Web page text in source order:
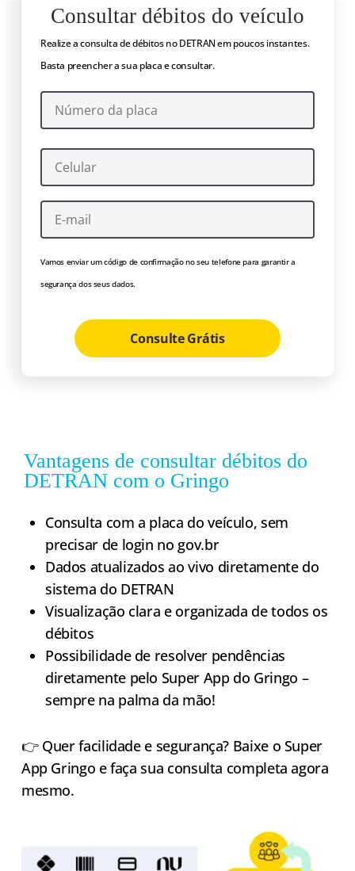
Consultar débitos do veículo
Realize a consulta de débitos no DETRAN em poucos instantes.
Basta preencher a sua placa e consultar.
Vamos enviar um código de confirmação no seu telefone para garantir a
segurança dos seus dados.
Consulte Grátis
Vantagens de consultar débitos do
DETRAN com o Gringo​
Consulta com a placa do veículo, sem
precisar de login no gov.br
Dados atualizados ao vivo diretamente do
sistema do DETRAN
Visualização clara e organizada de todos os
débitos
Possibilidade de resolver pendências
diretamente pelo Super App do Gringo –
sempre na palma da mão!
👉 Quer facilidade e segurança? Baixe o Super
App Gringo e faça sua consulta completa agora
mesmo.